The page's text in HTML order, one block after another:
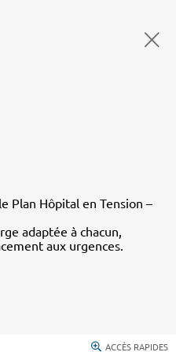
Plan Hôpital en Tension –
adaptée à chacun,
aux urgences.
ACCÈS RAPIDES